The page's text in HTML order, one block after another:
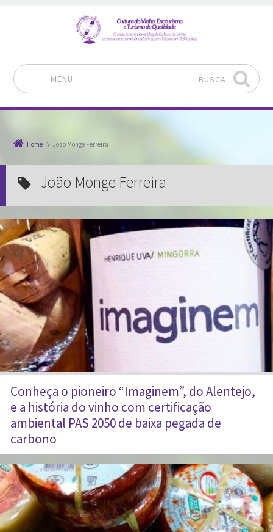
MENU BUSCA
Home João Monge Ferreira
João Monge Ferreira
Conheça o pioneiro “Imaginem”, do Alentejo,
e a história do vinho com certificação
ambiental PAS 2050 de baixa pegada de
carbono